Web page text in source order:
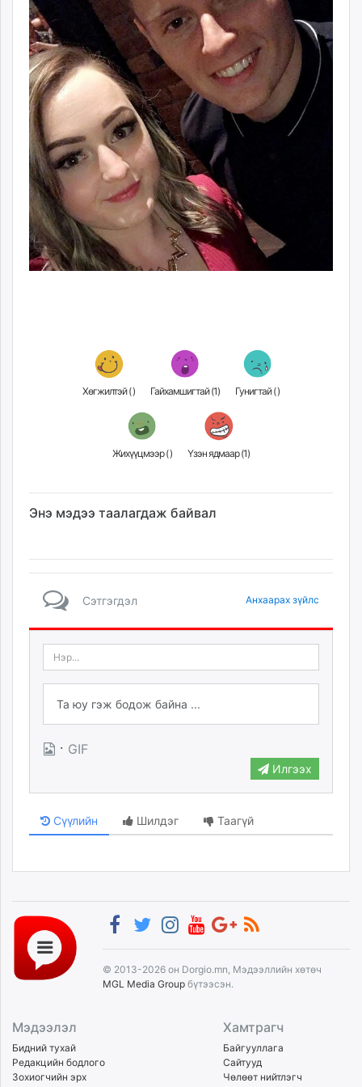
Хөгжилтэй () Гайхамшигтай (1) Гунигтай ()
Жихүүцмээр () Үзэн ядмаар (1)
Энэ мэдээ таалагдаж байвал
Сэтгэгдэл Анхаарах зүйлс
· GIF
Илгээх
Сүүлийн Шилдэг Таагүй
© 2013-2026 он Dorgio.mn, Мэдээллийн хөтөч
MGL Media Group бүтээсэн.
Мэдээлэл
Бидний тухай
Редакцийн бодлого
Зохиогчийн эрх
Хамтрагч
Байгууллага
Сайтууд
Чөлөөт нийтлэгч